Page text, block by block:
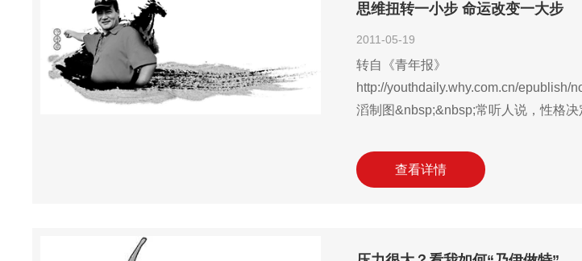
思维扭转一小步 命运改变一大步
2011-05-19
转自《青年报》
http://youthdaily.why.com.cn/epublish/
滔制图&nbsp;&nbsp;常听人说，性格
查看详情